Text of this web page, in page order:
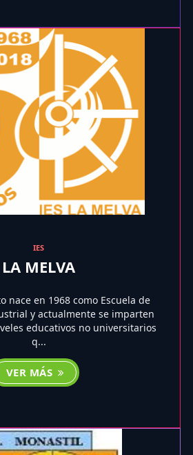
IES
LA MELVA
nace en 1968 como Escuela de
y actualmente se imparten
educativos no universitarios
q...
VER MÁS